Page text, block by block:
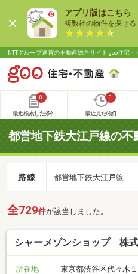
アプリ版はこちら
複数社の物件を探せる
NTTグループ運営の不動産総合サイト goo住宅・
0
最近検索した条件
0
最近見た物件
都営地下鉄大江戸線の不
路線 都営地下鉄大江戸線
全729件が該当しました。
シャーメゾンショップ 株
所在地
東京都渋谷区代々木